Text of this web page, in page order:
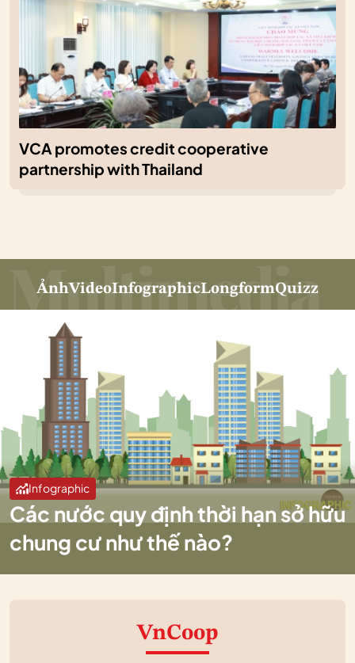
VCA promotes credit cooperative
partnership with Thailand
ẢnhVideoInfographicLongformQuizz
Infographic
Các nước quy định thời hạn sở hữu
chung cư như thế nào?
VnCoop